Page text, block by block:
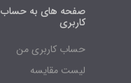
صفحه های به حساب
کاربری
حساب کاربری من
لیست مقایسه